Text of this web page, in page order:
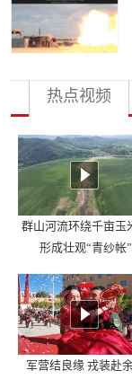
热点视频
群山河流环绕千亩玉
形成壮观“青纱帐”
军营结良缘 戎装赴